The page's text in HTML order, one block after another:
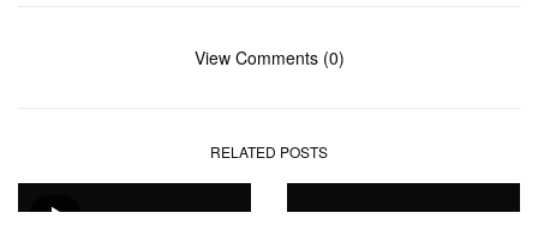
View Comments (0)
RELATED POSTS